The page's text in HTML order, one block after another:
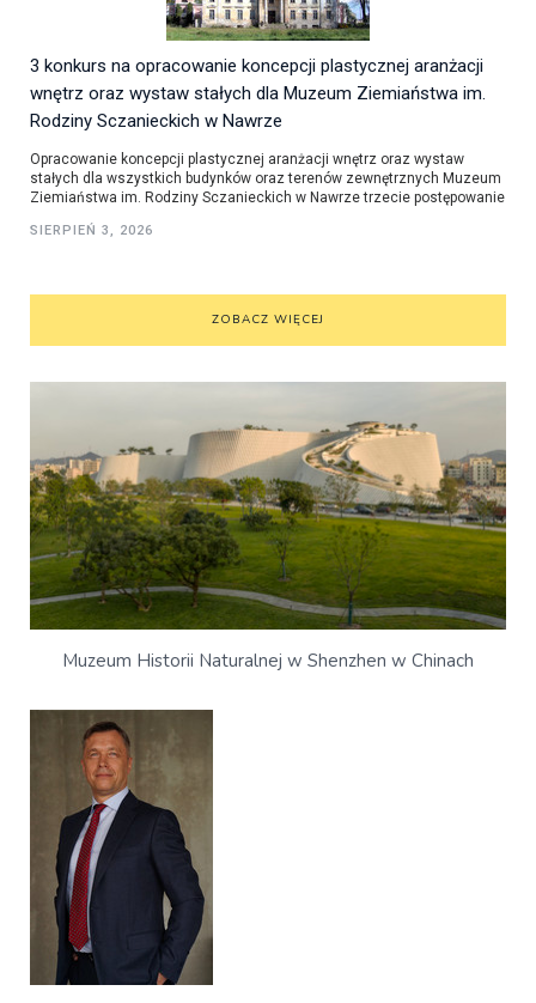
3 konkurs na opracowanie koncepcji plastycznej aranżacji
wnętrz oraz wystaw stałych dla Muzeum Ziemiaństwa im.
Rodziny Sczanieckich w Nawrze
Opracowanie koncepcji plastycznej aranżacji wnętrz oraz wystaw
stałych dla wszystkich budynków oraz terenów zewnętrznych Muzeum
Ziemiaństwa im. Rodziny Sczanieckich w Nawrze trzecie postępowanie
SIERPIEŃ 3, 2026
ZOBACZ WIĘCEJ
Muzeum Historii Naturalnej w Shenzhen w Chinach